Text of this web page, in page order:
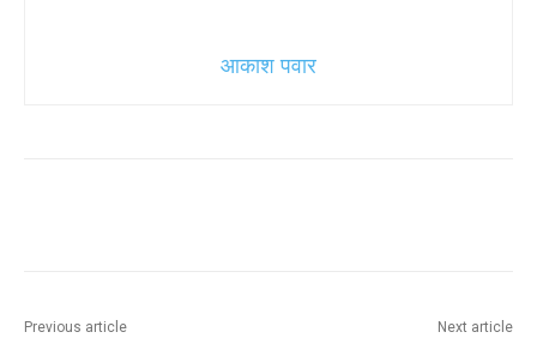
आकाश पवार
Previous article Next article